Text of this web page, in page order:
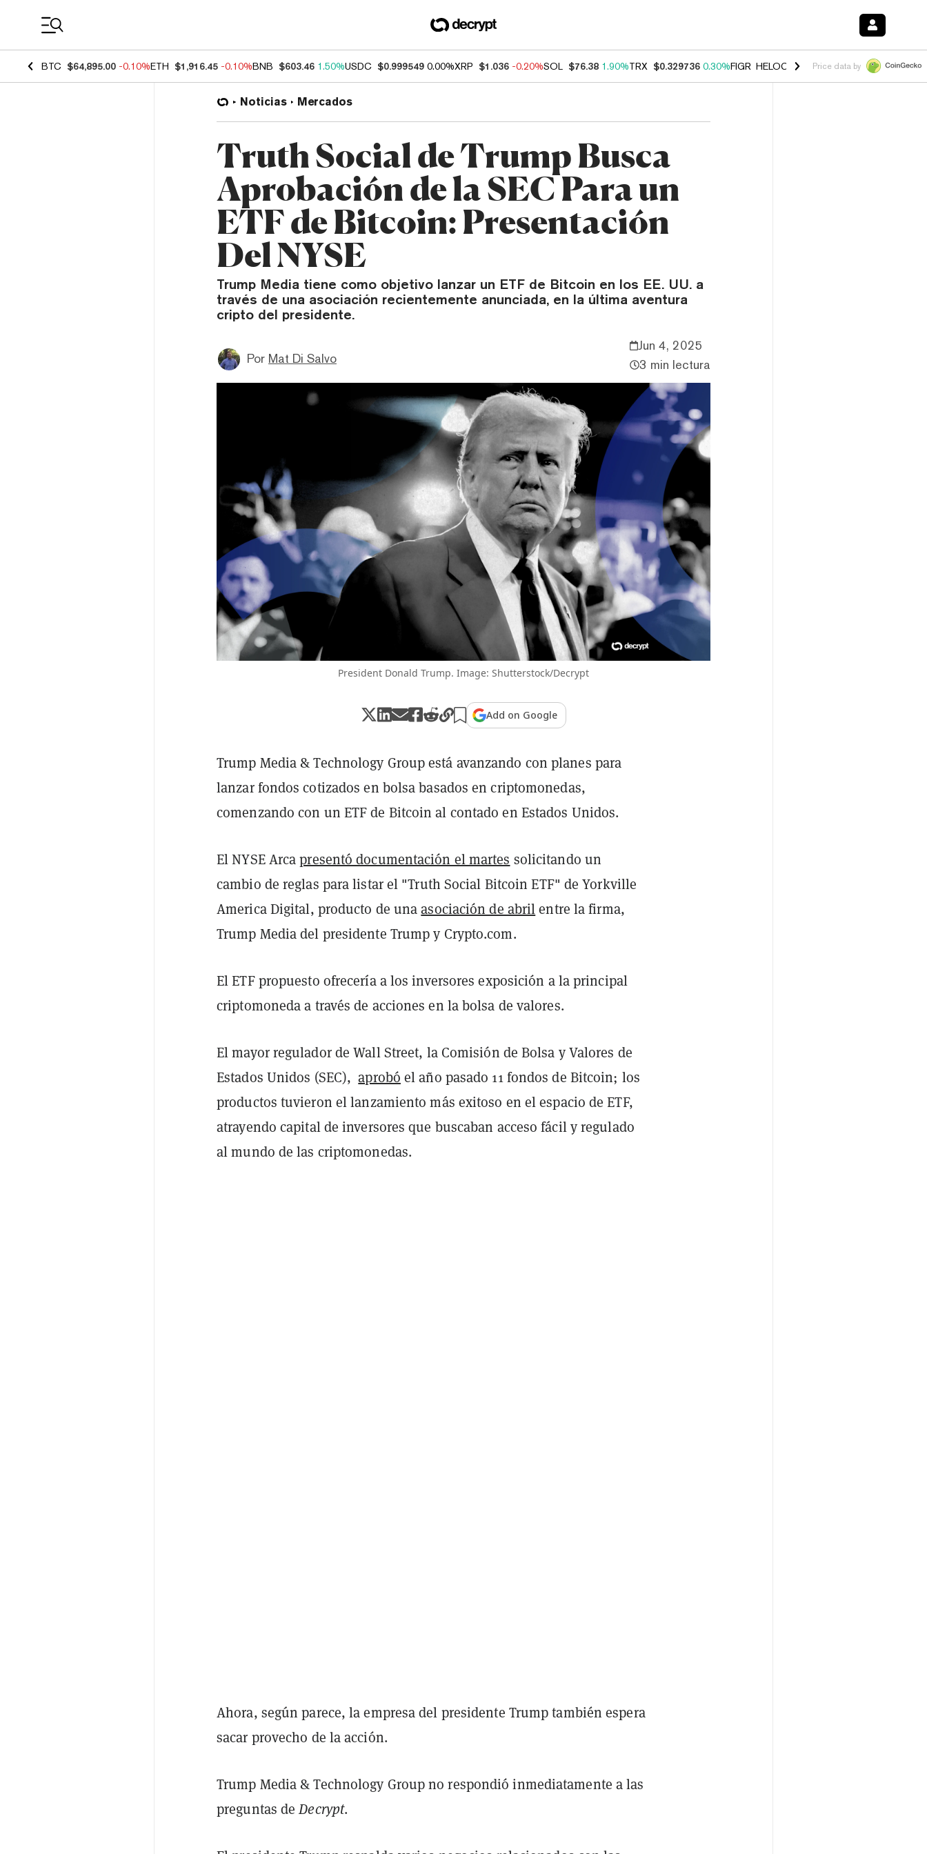
BTC $64,895.00 -0.10%ETH $1,916.45 -0.10%BNB $603.46 1.50%USDC $0.999549 0.00%XRP $1.036 -0.20%SOL $76.38 1.90%TRX $0.329736 0.30%FIGR_HELOC $1.001 -2.70%HYPE $54.23
Price data by
Noticias Mercados
Truth Social de Trump Busca
Aprobación de la SEC Para un
ETF de Bitcoin: Presentación
Del NYSE
Trump Media tiene como objetivo lanzar un ETF de Bitcoin en los EE. UU. a
través de una asociación recientemente anunciada, en la última aventura
cripto del presidente.
Por Mat Di Salvo
Jun 4, 2025
3 min lectura
President Donald Trump. Image: Shutterstock/Decrypt
Add on Google
Trump Media & Technology Group está avanzando con planes para
lanzar fondos cotizados en bolsa basados en criptomonedas,
comenzando con un ETF de Bitcoin al contado en Estados Unidos.
El NYSE Arcapresentó documentación el martes solicitando un
cambio de reglas para listar el "Truth Social Bitcoin ETF" de Yorkville
America Digital, producto de unaasociación de abrilentre la firma,
Trump Media del presidente Trump y Crypto.com.
El ETF propuesto ofrecería a los inversores exposición a la principal
criptomoneda a través de acciones en la bolsa de valores.
El mayor regulador de Wall Street, la Comisión de Bolsa y Valores de
Estados Unidos (SEC),aprobó el año pasado 11 fondos de Bitcoin; los
productos tuvieron el lanzamiento más exitoso en el espacio de ETF,
atrayendo capital de inversores que buscaban acceso fácil y regulado
al mundo de las criptomonedas.
Ahora, según parece, la empresa del presidente Trump también espera
sacar provecho de la acción.
Trump Media & Technology Group no respondió inmediatamente a las
preguntas deDecrypt.